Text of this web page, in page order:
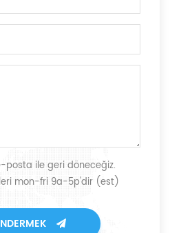
posta ile geri döneceğiz.
mon-fri 9a-5p'dir (est)